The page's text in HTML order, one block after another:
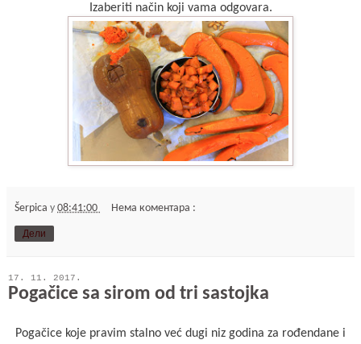
Izaberiti način koji vama odgovara.
Šerpica у 08:41:00 Нема коментара :
Дели
17. 11. 2017.
Pogačice sa sirom od tri sastojka
Pogačice koje pravim stalno već dugi niz godina za rođendane i